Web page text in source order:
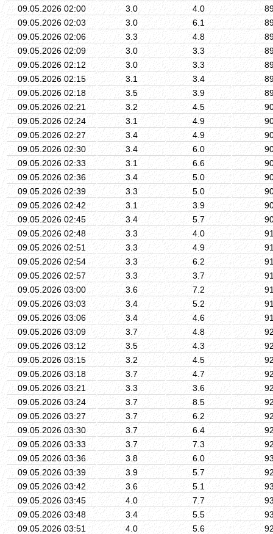
09.05.2026 02:00
3.0 4.0
09.05.2026 02:03
3.0 6.1
09.05.2026 02:06
3.3 4.8
09.05.2026 02:09
3.0 3.3
09.05.2026 02:12
3.0 3.3
09.05.2026 02:15
3.1 3.4
09.05.2026 02:18
3.5 3.9
09.05.2026 02:21
3.2 4.5
09.05.2026 02:24
3.1 4.9
09.05.2026 02:27
3.4 4.9
09.05.2026 02:30
3.4 6.0
09.05.2026 02:33
3.1 6.6
09.05.2026 02:36
3.4 5.0
09.05.2026 02:39
3.3 5.0
09.05.2026 02:42
3.1 3.9
09.05.2026 02:45
3.4 5.7
09.05.2026 02:48
3.3 4.0
09.05.2026 02:51
3.3 4.9
09.05.2026 02:54
3.3 6.2
09.05.2026 02:57
3.3 3.7
09.05.2026 03:00
3.6 7.2
09.05.2026 03:03
3.4 5.2
09.05.2026 03:06
3.4 4.6
09.05.2026 03:09
3.7 4.8
09.05.2026 03:12
3.5 4.3
09.05.2026 03:15
3.2 4.5
09.05.2026 03:18
3.7 4.7
09.05.2026 03:21
3.3 3.6
09.05.2026 03:24
3.7 8.5
09.05.2026 03:27
3.7 6.2
09.05.2026 03:30
3.7 6.4
09.05.2026 03:33
3.7 7.3
09.05.2026 03:36
3.8 6.0
09.05.2026 03:39
3.9 5.7
09.05.2026 03:42
3.6 5.1
09.05.2026 03:45
4.0 7.7
09.05.2026 03:48
3.4 5.5
09.05.2026 03:51
4.0 5.6